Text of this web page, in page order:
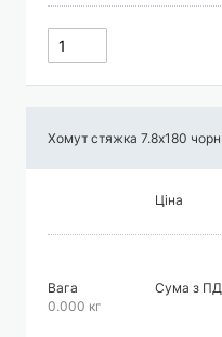
Хомут стяжка 7.8х180
Ціна
Вага
0.000 кг
Сума з